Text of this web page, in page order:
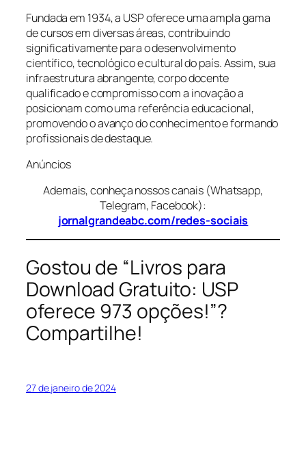
Fundada em 1934, a USP oferece uma ampla gama
de cursos em diversas áreas, contribuindo
significativamente para o desenvolvimento
científico, tecnológico e cultural do país. Assim, sua
infraestrutura abrangente, corpo docente
qualificado e compromisso com a inovação a
posicionam como uma referência educacional,
promovendo o avanço do conhecimento e formando
profissionais de destaque.
Anúncios
Ademais, conheça nossos canais (Whatsapp,
Telegram, Facebook):
jornalgrandeabc.com/redes-sociais
Gostou de “Livros para
Download Gratuito: USP
oferece 973 opções!”?
Compartilhe!
27 de janeiro de 2024